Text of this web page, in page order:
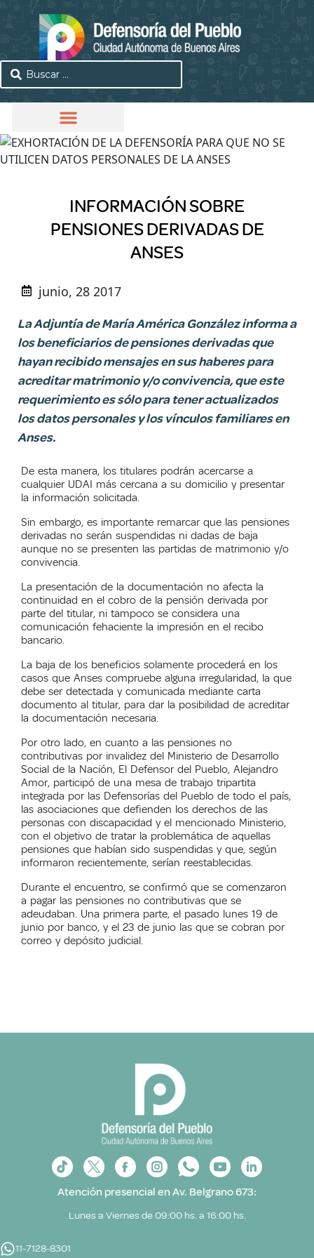
INFORMACIÓN SOBRE
PENSIONES DERIVADAS DE
ANSES
junio, 28 2017
La Adjuntía de María América González informa a
los beneficiarios de pensiones derivadas que
hayan recibido mensajes en sus haberes para
acreditar matrimonio y/o convivencia, que este
requerimiento es sólo para tener actualizados
los datos personales y los vínculos familiares en
Anses.
De esta manera, los titulares podrán acercarse a
cualquier UDAI más cercana a su domicilio y presentar
la información solicitada.
Sin embargo, es importante remarcar que las pensiones
derivadas no serán suspendidas ni dadas de baja
aunque no se presenten las partidas de matrimonio y/o
convivencia.
La presentación de la documentación no afecta la
continuidad en el cobro de la pensión derivada por
parte del titular, ni tampoco se considera una
comunicación fehaciente la impresión en el recibo
bancario.
La baja de los beneficios solamente procederá en los
casos que Anses compruebe alguna irregularidad, la que
debe ser detectada y comunicada mediante carta
documento al titular, para dar la posibilidad de acreditar
la documentación necesaria.
Por otro lado, en cuanto a las pensiones no
contributivas por invalidez del Ministerio de Desarrollo
Social de la Nación, El Defensor del Pueblo, Alejandro
Amor, participó de una mesa de trabajo tripartita
integrada por las Defensorías del Pueblo de todo el país,
las asociaciones que defienden los derechos de las
personas con discapacidad y el mencionado Ministerio,
con el objetivo de tratar la problemática de aquellas
pensiones que habían sido suspendidas y que, según
informaron recientemente, serían reestablecidas.
Durante el encuentro, se confirmó que se comenzaron
a pagar las pensiones no contributivas que se
adeudaban. Una primera parte, el pasado lunes 19 de
junio por banco, y el 23 de junio las que se cobran por
correo y depósito judicial.
Atención presencial en Av. Belgrano 673:
Lunes a Viernes de 09:00 hs. a 16:00 hs.
11-7128-8301